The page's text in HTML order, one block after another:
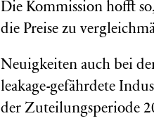
Die Kommission hofft
die Preise zu
Neuigkeiten auch bei
leakage-gefährdete
der Zuteilungsperiode